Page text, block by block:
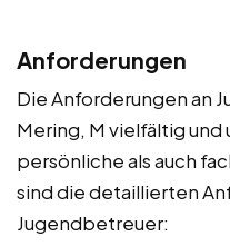
Anforderungen
Die Anforderungen an
Mering, M vielfältig und
persönliche als auch
sind die detaillierten
Jugendbetreuer: